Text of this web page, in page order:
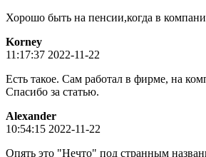
Хорошо быть на пенсии,когда в
Korney
11:17:37 2022-11-22
Есть такое. Сам работал в фирме, на
Спасибо за статью.
Alexander
10:54:15 2022-11-22
Опять это "Нечто" под странным